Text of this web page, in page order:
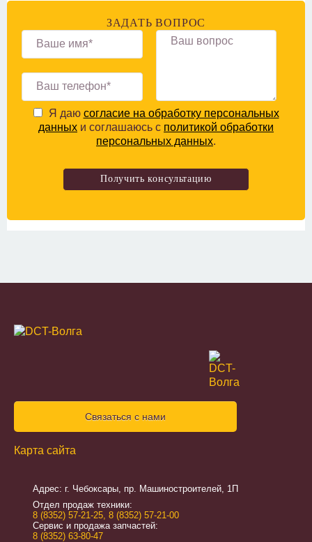
ЗАДАТЬ ВОПРОС
Я даю согласие на обработку персональных
данных и соглашаюсь с политикой обработки
персональных данных.
Связаться с нами
Карта сайта
Адрес: г. Чебоксары, пр. Машиностроителей, 1П
Отдел продаж техники:
8 (8352) 57-21-25 8 (8352) 57-21-00
Сервис и продажа запчастей:
8 (8352) 63-80-47